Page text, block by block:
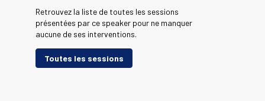
Retrouvez la liste de toutes les sessions
présentées par ce speaker pour ne manquer
aucune de ses interventions.
Toutes les sessions